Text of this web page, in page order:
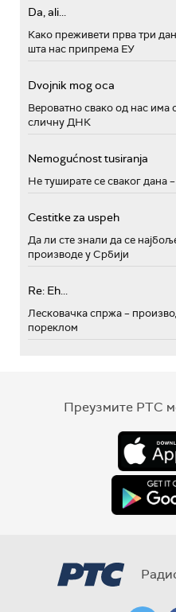
Da, ali...
Како преживети прва три
шта нас припрема ЕУ
Dvojnik mog oca
Вероватно свако од нас има
сличну ДНК
Nemogućnost tusiranja
Не туширате се сваког дана
Cestitke za uspeh
Да ли сте знали да се
производе у Србији
Re: Eh...
Лесковачка спржа –
пореклом
Преузмите РТС